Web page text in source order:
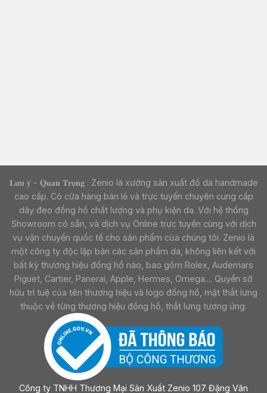
𝐋𝐮̛𝐮 𝐲́ - 𝐐𝐮𝐚𝐧 𝐓𝐫𝐨̣𝐧𝐠 : Zenio là xưởng sản xuất đồ da handmade
cao cấp. Có cửa hàng bán lẻ và trực tuyến chuyên cung cấp
dây đeo đồng hồ chất lượng và phụ kiện da. Với hệ thống
Showroom có sẵn, và dịch vụ Online trực tuyến cùng với dịch
vụ vận chuyển quốc tế cho sản phẩm của chúng tôi. Zenio là
một công ty độc lập bán các sản phẩm da, không liên kết với
bất kỳ thương hiệu đồng hồ nào, bao gồm Rolex, Audemars
Piguet, Cartier, Panerai, Apple, Hermes, Omega.... Quyền sở
hữu trí tuệ của tên thương hiệu và logo đồng hồ, mặt thắt lưng
thuộc về từng thương hiệu đồng hồ, thắt lưng tương ứng.
Công ty TNHH Thương Mại Sản Xuất Zenio 107 Đặng Văn